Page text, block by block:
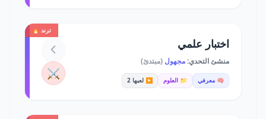
ترند 🔥
اختبار علمي
منشئ التحدي:مجهول (مبتدئ)
🧠 معرفي 📁 العلوم ▶️ لعبها 2 ⚔️